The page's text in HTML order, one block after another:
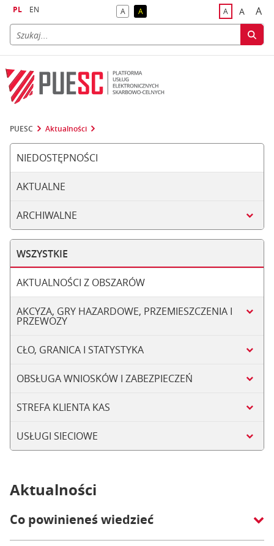
PL EN Akontrast domyślny
Akontrast żółty tekst na czarnym tle
Adomyślna
A A
PUESC Aktualności
NIEDOSTĘPNOŚCI
AKTUALNE
ARCHIWALNE
WSZYSTKIE
AKTUALNOŚCI Z OBSZARÓW
AKCYZA, GRY HAZARDOWE, PRZEMIESZCZENIA I
PRZEWOZY
CŁO, GRANICA I STATYSTYKA
OBSŁUGA WNIOSKÓW I ZABEZPIECZEŃ
STREFA KLIENTA KAS
USŁUGI SIECIOWE
Aktualności
Co powinieneś wiedzieć